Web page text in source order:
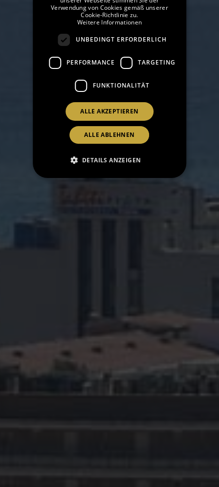
CATALAN
Verwendung von Cookies gemäß unserer
Cookie-Richtlinie zu.
Weitere Informationen
UNBEDINGT ERFORDERLICH
PERFORMANCE TARGETING
FUNKTIONALITÄT
ALLE AKZEPTIEREN
ALLE ABLEHNEN
DETAILS ANZEIGEN